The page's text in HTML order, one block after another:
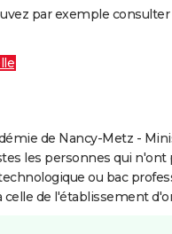
par exemple
de Nancy-Metz -
les personnes qui n'ont
ou bac
celle de l'établissement